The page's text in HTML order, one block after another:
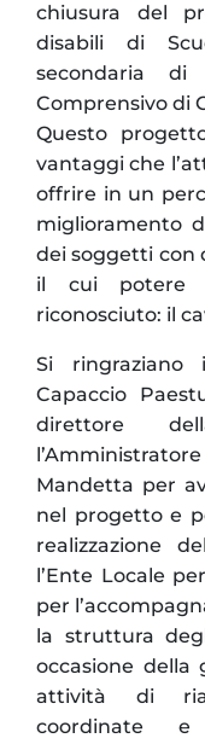
chiusura del
disabili di
secondaria
Comprensivo di
Questo
vantaggi che
offrire in un
miglioramento
dei soggetti con
il cui potere
riconosciuto: il
Si ringraziano
Capaccio
direttore
Mandetta per
nel progetto e
realizzazione
l’Ente Locale
per
la struttura
occasione della
attività di
coordinate